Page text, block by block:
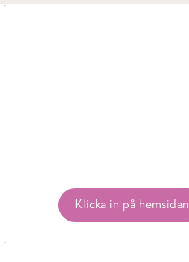
Klicka in på hemsidan